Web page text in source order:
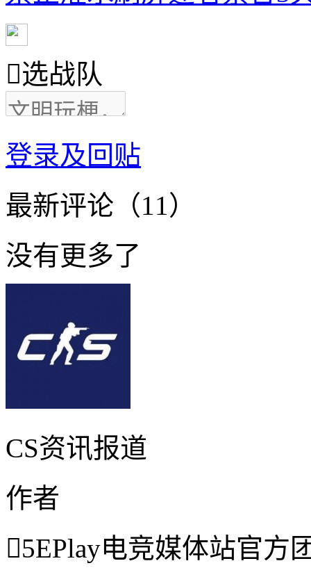
选战队
登录及回贴
最新评论（11）
没有更多了
CS资讯报道
作者
5EPlay电竞媒体站官方